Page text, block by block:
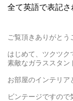
全て英語で表記さ
ご覧頂きありがとう
はじめて、ツクツク
素敵なガラススタン
お部屋のインテリア
ビンテージですので